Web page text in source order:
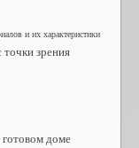
и их характеристики
точки зрения
доме